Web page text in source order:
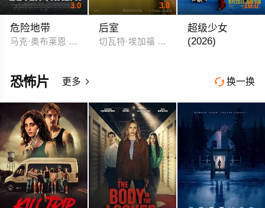
3.0
危险地带
马克·奥布莱恩 吴恬敏
3.0
后室
切瓦特·埃加福 雷娜特·赖因斯夫 芬恩·本
10.0
超级少女
(2026)
 换一换
恐怖片 更多 